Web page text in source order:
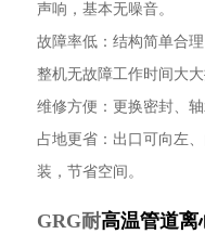
声响，基本无噪音。
故障率低：结构简单合
整机无故障工作时间大大
维修方便：更换密封、轴
占地更省：出口可向左
装，节省空间。
GRG耐高温管道离